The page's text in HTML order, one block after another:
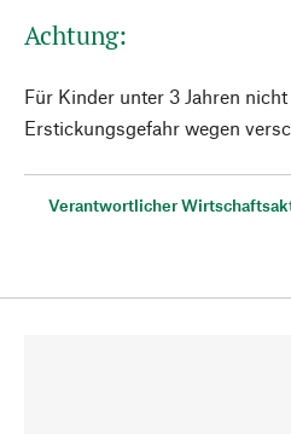
Achtung:
Für Kinder unter 3 Jahren
Erstickungsgefahr wegen
Verantwortlicher